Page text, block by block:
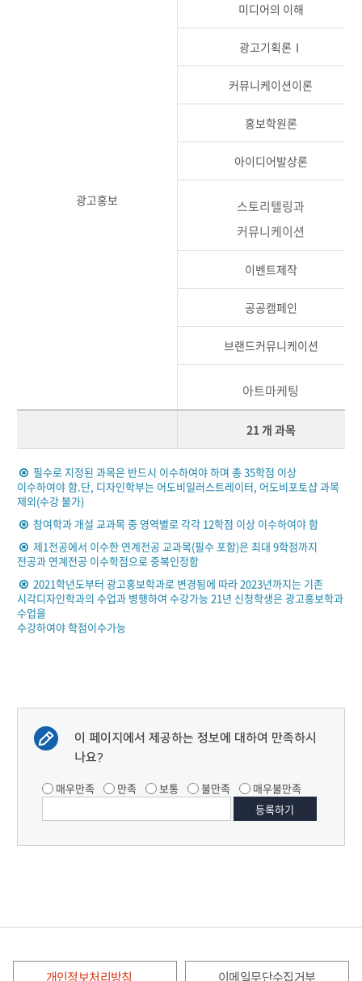
광고홍보
미디어의 이해
광고기획론Ⅰ
커뮤니케이션이론
홍보학원론
아이디어발상론
스토리텔링과
커뮤니케이션
이벤트제작
공공캠페인
브랜드커뮤니케이션
아트마케팅
21 개 과목
필수로 지정된 과목은 반드시 이수하여야 하며 총 35학점 이상
이수하여야 함.단, 디자인학부는 어도비일러스트레이터, 어도비포토샵 과목
제외(수강 불가)
참여학과 개설 교과목 중 영역별로 각각 12학점 이상 이수하여야 함
제1전공에서 이수한 연계전공 교과목(필수 포함)은 최대 9학점까지
전공과 연계전공 이수학점으로 중복인정함
2021학년도부터 광고홍보학과로 변경됨에 따라 2023년까지는 기존
시각디자인학과의 수업과 병행하여 수강가능 21년 신청학생은 광고홍보학과
수업을
수강하여야 학점이수가능
이 페이지에서 제공하는 정보에 대하여 만족하시
나요?
매우만족 만족 보통 불만족 매우불만족
개인정보처리방침 이메일무단수집거부